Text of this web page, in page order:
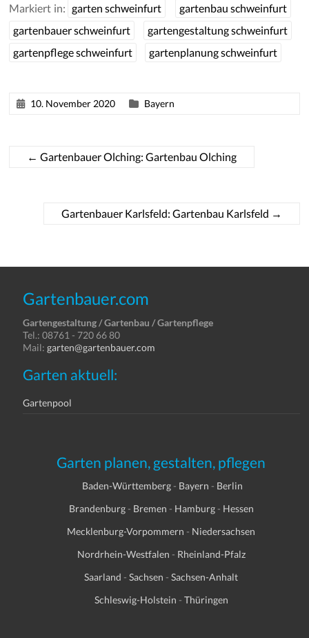
Markiert in: garten schweinfurt
gartenbau schweinfurt
gartenbauer schweinfurt
gartengestaltung schweinfurt
gartenpflege schweinfurt
gartenplanung schweinfurt
10. November 2020 Bayern
← Gartenbauer Olching: Gartenbau Olching
Gartenbauer Karlsfeld: Gartenbau Karlsfeld →
Gartenbauer.com
Gartengestaltung / Gartenbau / Gartenpflege
Tel.: 08761 - 720 66 80
Mail:garten@gartenbauer.com
Garten aktuell:
Gartenpool
Garten planen, gestalten, pflegen
Baden-Württemberg- Bayern - Berlin
Brandenburg- Bremen - Hamburg- Hessen
Mecklenburg-Vorpommern - Niedersachsen
Nordrhein-Westfalen - Rheinland-Pfalz
Saarland -Sachsen -Sachsen-Anhalt
Schleswig-Holstein - Thüringen